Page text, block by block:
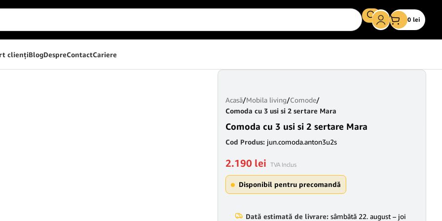
0 lei
clienţiBlogDespreContactCariere
Acasă/Mobila living/Comode/
Comoda cu 3 usi si 2 sertare Mara
Comoda cu 3 usi si 2 sertare Mara
Cod Produs: jun.comoda.anton3u2s
2.190 lei TVA Inclus
Disponibil pentru precomandă
Dată estimată de livrare: sâmbătă 22. august – joi